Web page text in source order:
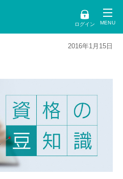
ログイン
2016年1月15日